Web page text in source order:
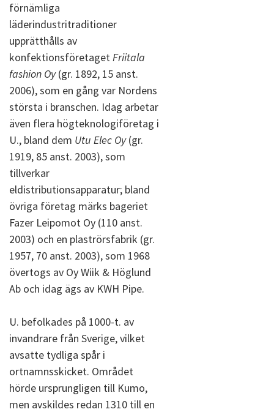
förnämliga
läderindustritraditioner
upprätthålls av
konfektionsföretagetFriitala
fashion Oy(gr. 1892, 15 anst.
2006), som en gång var Nordens
största i branschen. Idag arbetar
även flera högteknologiföretag i
U., bland dem Utu Elec Oy(gr.
1919, 85 anst. 2003), som
tillverkar
eldistributionsapparatur; bland
övriga företag märks bageriet
Fazer Leipomot Oy (110 anst.
2003) och en plaströrsfabrik (gr.
1957, 70 anst. 2003), som 1968
övertogs av Oy Wiik & Höglund
Ab och idag ägs av KWH Pipe.
U. befolkades på 1000-t. av
invandrare från Sverige, vilket
avsatte tydliga spår i
ortnamnsskicket. Området
hörde ursprungligen till Kumo,
men avskildes redan 1310 till en